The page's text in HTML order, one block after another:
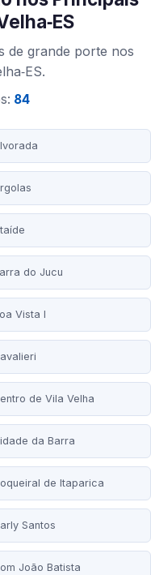
de grande porte nos
84
do Jucu
Vista I
de Vila Velha
da Barra
de Itaparica
Santos
João Batista